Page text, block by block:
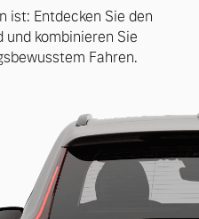
ist: Entdecken Sie den
kombinieren Sie
Fahren.